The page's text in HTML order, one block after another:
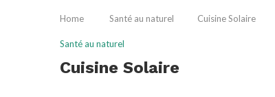
Home Santé au naturel Cuisine Solaire
Santé au naturel
Cuisine Solaire